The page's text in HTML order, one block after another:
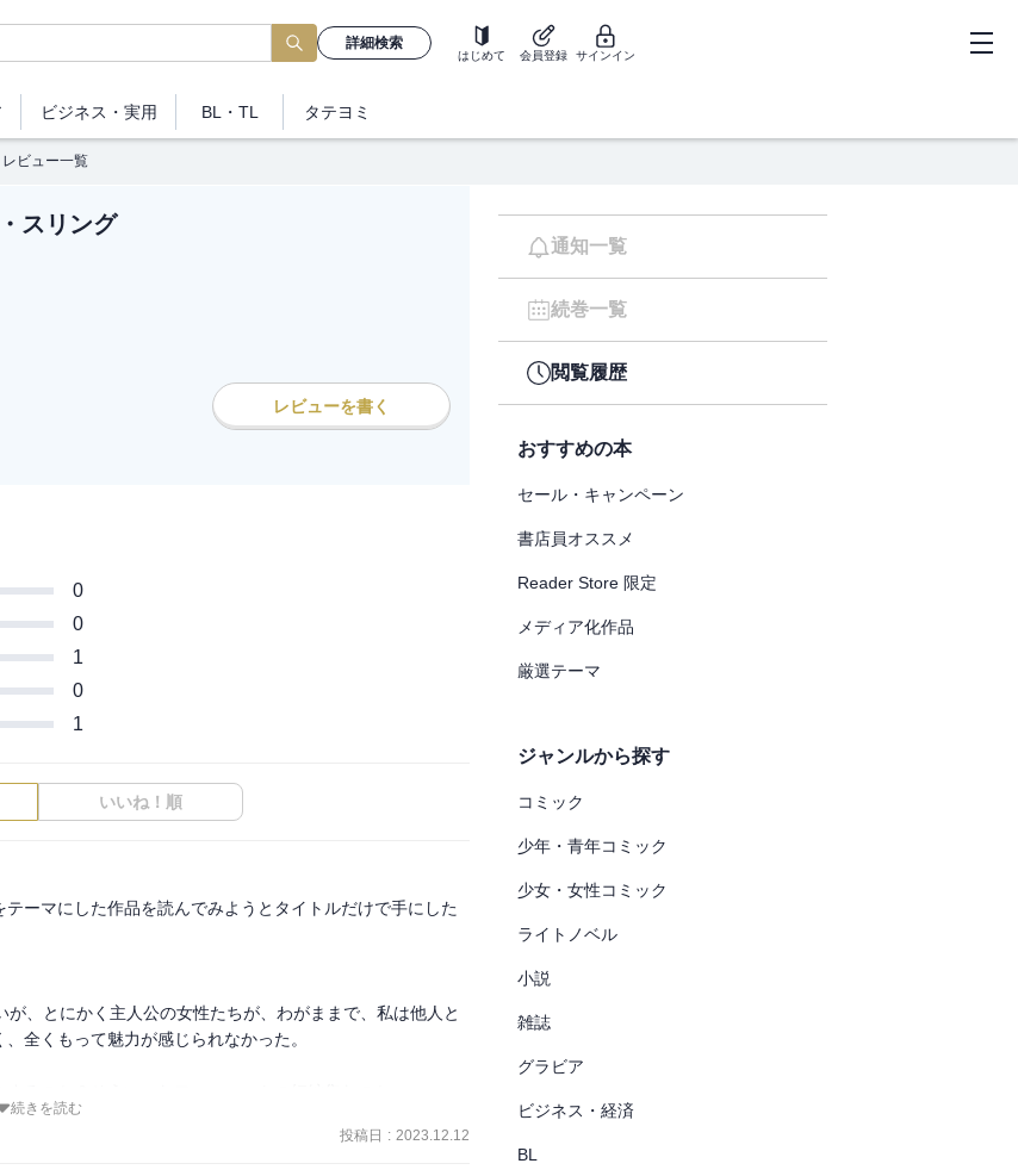
詳細検索
はじめて 会員登録 サインイン
ビジネス ・実用 BL・TL タテヨミ
レビュー一覧
スリング
レビューを書く
0
0
1
0
1
いいね！順
ーマにした作品を読んでみようとタイトルだけで手にした
、とにかく主人公の女性たちが、わがままで、私は他人と
全くもって魅力が感じられなかった。
られているように感じ、私には合いませんでした。
続きを読む
投稿日 : 2023.12.12
通知一覧
続巻一覧
閲覧履歴
おすすめの本
セール・キャンペーン
書店員オススメ
Reader Store 限定
メディア化作品
厳選テーマ
ジャンルから探す
コミック
少年・青年コミック
少女・女性コミック
ライトノベル
小説
雑誌
グラビア
ビジネス・経済
BL